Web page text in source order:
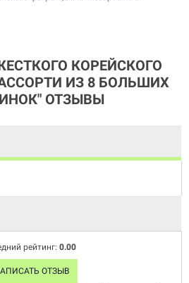
КОРЕЙСКОГО
ИЗ 8 БОЛЬШИХ
ОТЗЫВЫ
рейтинг: 0.00
ОТЗЫВ